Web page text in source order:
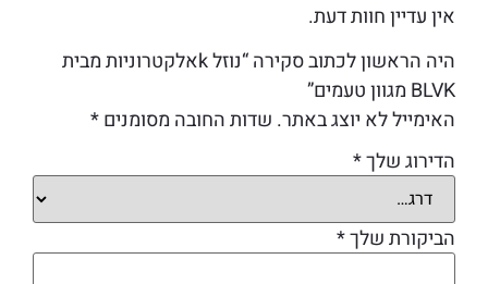
אין עדיין חוות דעת.
היה הראשון לכתוב סקירה “נוזל kאלקטרוניות מבית
BLVK מגוון טעמים”
האימייל לא יוצג באתר. שדות החובה מסומנים*
הדירוג שלך*
הביקורת שלך*